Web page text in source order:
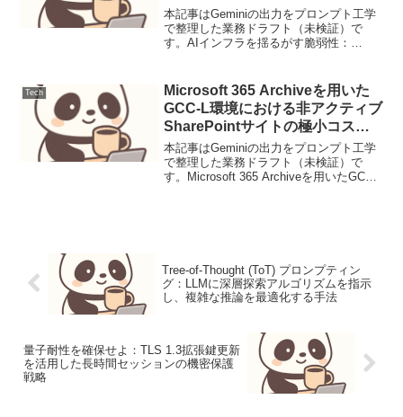
の脅威と対策
本記事はGeminiの出力をプロンプト工学
で整理した業務ドラフト（未検証）で
す。AIインフラを揺るがす脆弱性：
【脅威の概要と背景】2024年後半、A...
Tech
Microsoft 365 Archiveを用いた
GCC-L環境における非アクティブ
SharePointサイトの極小コスト
管理アーキテクチャ
本記事はGeminiの出力をプロンプト工学
で整理した業務ドラフト（未検証）で
す。Microsoft 365 Archiveを用いたGCC-
Tree-of-Thought (ToT) プロンプティン
グ：LLMに深層探索アルゴリズムを指示
し、複雑な推論を最適化する手法
量子耐性を確保せよ：TLS 1.3拡張鍵更新
を活用した長時間セッションの機密保護
戦略